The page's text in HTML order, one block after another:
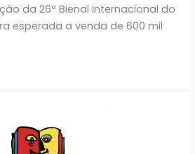
da 26ª Bienal Internacional do
esperada a venda de 600 mil